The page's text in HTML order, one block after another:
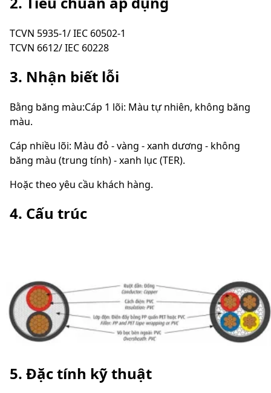
TCVN 5935-1/ IEC 60502-1
TCVN 6612/ IEC 60228
3. Nhận biết lỗi
Bằng băng màu:Cáp 1 lõi: Màu tự nhiên, không băng
màu.
Cáp nhiều lõi: Màu đỏ - vàng - xanh dương - không
băng màu (trung tính) - xanh lục (TER).
Hoặc theo yêu cầu khách hàng.
4. Cấu trúc
5. Đặc tính kỹ thuật